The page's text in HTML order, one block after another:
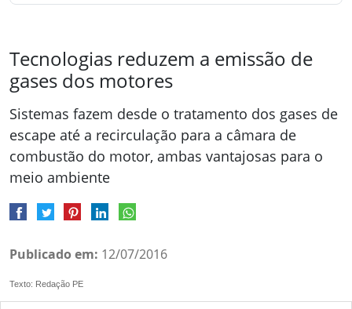
Tecnologias reduzem a emissão de
gases dos motores
Sistemas fazem desde o tratamento dos gases de
escape até a recirculação para a câmara de
combustão do motor, ambas vantajosas para o
meio ambiente
Publicado em: 12/07/2016
Texto: Redação PE